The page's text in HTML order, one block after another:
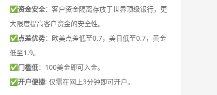
✅资金安全：客户资金隔离存放于世界顶级银行，更
大限度提高客户资金的安全性。
✅点差优势：欧美点差低至0.7，美日低至0.7，黄金
低至1.9。
✅门槛低：100美金即可入金。
✅开户便捷: 仅需在网上3分钟即可开户。